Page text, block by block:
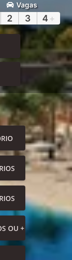
Vagas
2 3 4 +
OU +